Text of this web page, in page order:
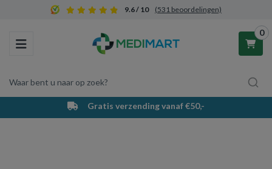
9.6 / 10 (531 beoordelingen)
Toggle navigation
Waar bent u naar op zoek?
0
Winkelwagen
Gratis verzending vanaf €50,-